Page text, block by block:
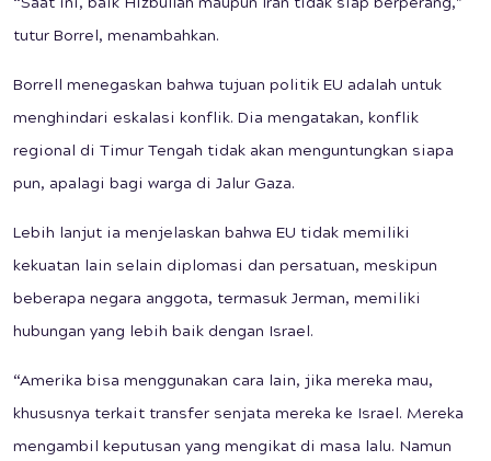
“Saat ini, baik Hizbullah maupun Iran tidak siap berperang,"
tutur Borrel, menambahkan.
Borrell menegaskan bahwa tujuan politik EU adalah untuk
menghindari eskalasi konflik. Dia mengatakan, konflik
regional di Timur Tengah tidak akan menguntungkan siapa
pun, apalagi bagi warga di Jalur Gaza.
Lebih lanjut ia menjelaskan bahwa EU tidak memiliki
kekuatan lain selain diplomasi dan persatuan, meskipun
beberapa negara anggota, termasuk Jerman, memiliki
hubungan yang lebih baik dengan Israel.
“Amerika bisa menggunakan cara lain, jika mereka mau,
khususnya terkait transfer senjata mereka ke Israel. Mereka
mengambil keputusan yang mengikat di masa lalu. Namun